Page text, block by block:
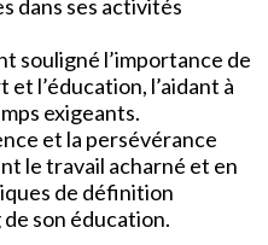
dans ses activités
souligné l’importance de
l’éducation, l’aidant à
exigeants.
et la persévérance
le travail acharné et en
de définition
son éducation.